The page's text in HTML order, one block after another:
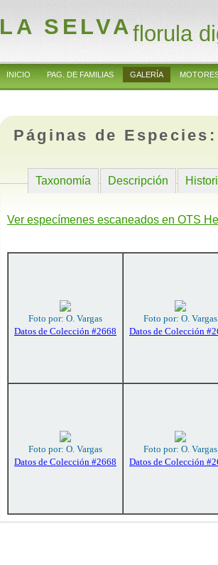
LA SELVAflorula
INICIO PAG. DE FAMILIAS GALERÍA
Páginas de
Taxonomía Descripción
Ver especímenes escaneados en OTS
Foto por: O. Vargas
Datos de Colección #2668
Foto por: O. Vargas
Datos de Colección
Foto por: O. Vargas
Datos de Colección #2668
Foto por: O. Vargas
Datos de Colección